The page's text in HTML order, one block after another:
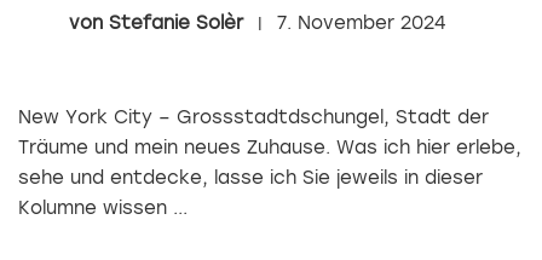
Stefanie Solèr 7. November 2024
New York City – Grossstadtdschungel, Stadt der
Träume und mein neues Zuhause. Was ich hier erlebe,
sehe und entdecke, lasse ich Sie jeweils in dieser
Kolumne wissen ...